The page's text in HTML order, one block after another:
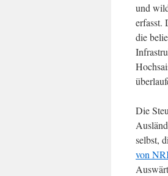
und
erfasst.
die
Die
selbst,
von